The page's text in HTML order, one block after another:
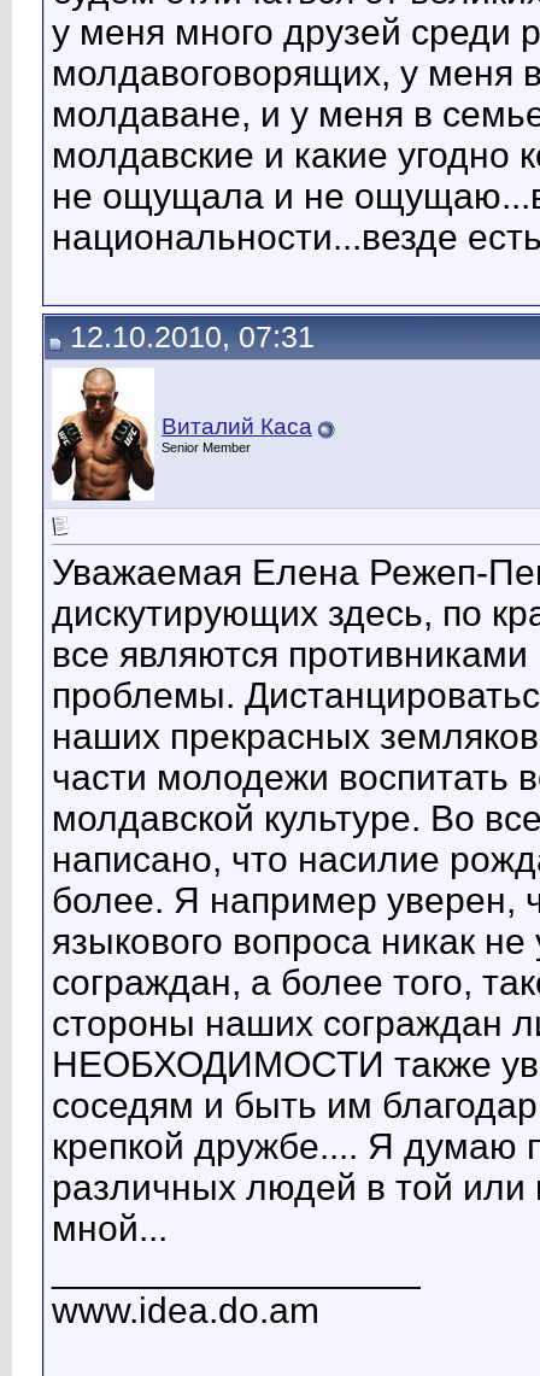
у меня много друзей среди
молдавоговорящих, у меня
молдаване, и у меня в
молдавские и какие угодно
не ощущала и не
национальности...везде
12.10.2010, 07:31
Виталий Каса
Senior Member
Уважаемая Елена Режеп-
дискутирующих здесь, по
все являются
проблемы.
наших прекрасных
части молодежи воспитать
молдавской культуре. Во
написано, что насилие
более. Я например уверен,
языкового вопроса никак
сограждан, а более того,
стороны наших
НЕОБХОДИМОСТИ также
соседям и быть им
крепкой дружбе.... Я
различных людей в той или
мной...
www.idea.do.am